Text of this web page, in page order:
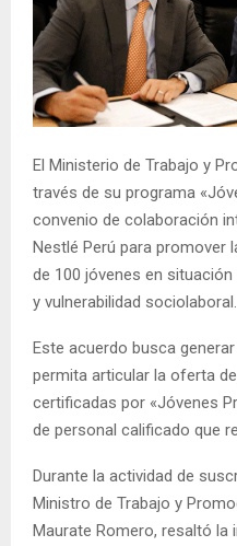
El Ministerio de Trabajo y
través de su programa
convenio de colaboración
Nestlé Perú para promover
de 100 jóvenes en
y vulnerabilidad sociolaboral.
Este acuerdo busca
permita articular la oferta
certificadas por «Jóvenes
de personal calificado que
Durante la actividad de
Ministro de Trabajo y
Maurate Romero, resaltó la